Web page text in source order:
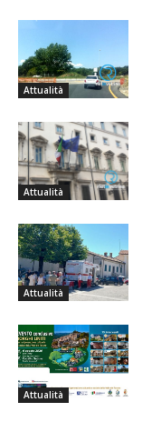
Attualità
Attualità
Attualità
Attualità